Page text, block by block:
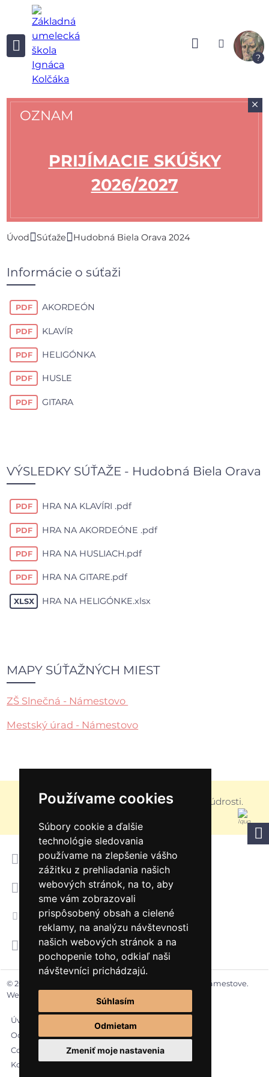
Používame cookies
Súbory cookie a ďalšie
technológie sledovania
používame na zlepšenie vášho
zážitku z prehliadania našich
webových stránok, na to, aby
sme vám zobrazovali
prispôsobený obsah a cielené
reklamy, na analýzu návštevnosti
našich webových stránok a na
pochopenie toho, odkiaľ naši
návštevníci prichádzajú.
Súhlasím
Odmietam
Zmeniť moje nastavenia
?
OZNAM
PRIJÍMACIE SKÚŠKY
2026/2027
+
Úvod Súťaže Hudobná Biela Orava 2024
Informácie o súťaži
PDF AKORDEÓN
PDF KLAVÍR
PDF HELIGÓNKA
PDF HUSLE
PDF GITARA
VÝSLEDKY SÚŤAŽE - Hudobná Biela Orava
PDF HRA NA KLAVÍRI .pdf
PDF HRA NA AKORDEÓNE .pdf
PDF HRA NA HUSLIACH.pdf
PDF HRA NA GITARE.pdf
XLSX HRA NA HELIGÓNKE.xlsx
MAPY SÚŤAŽNÝCH MIEST
ZŠ Slnečná - Námestovo
Mestský úrad - Námestovo
Hudba je zjavením vyššieho rozumu a múdrosti.
Telefón
043 55 22 372
Mobil
0911 774 787, 0911 492 729
Email
zusno@orava.sk
Riaditeľ školy
Mgr. Tomáš Buc
© 2026 Základná umelecká škola Ignáca Kolčáka v Námestove.
Web stránky
Úvod
Ochrana osobných údajov
Cookies súbory
Kontakt